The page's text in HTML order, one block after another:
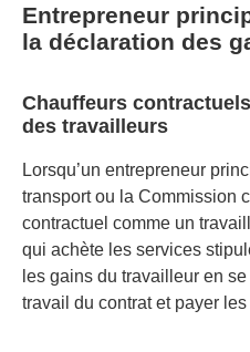
Entrepreneur
la déclaration des
Chauffeurs
des travailleurs
Lorsqu’un entrepreneur
transport ou la Commission
contractuel comme un
qui achète les services
les gains du travailleur en
travail du contrat et payer